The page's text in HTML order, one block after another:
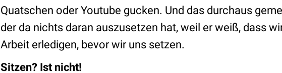
Quatschen oder Youtube gucken. Und das durchaus
der da nichts daran auszusetzen hat, weil er weiß, dass
Arbeit erledigen, bevor wir uns setzen.
Sitzen? Ist nicht!